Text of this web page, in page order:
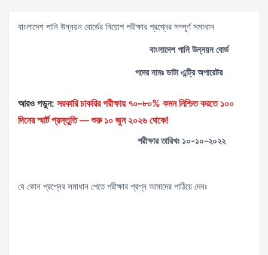
বাংলাদেশ পানি উন্নয়ন বোর্ডের নিয়োগ পরীক্ষার প্রশ্নের সম্পূর্ণ সমাধান
বাংলাদেশ পানি উন্নয়ন বোর্ড
পদের নামঃ ডাটা এন্ট্রি অপারেটর
আরও পড়ুন: সরকারি চাকরির পরীক্ষায় ৭০–৮০% কমন নিশ্চিত করতে ১০০
দিনের স্মার্ট প্রস্তুতি — শুরু ১০ জুন ২০২৬ থেকে!
পরীক্ষার তারিখঃ ১০-১০-২০২২
যে কোন প্রশ্নের সমাধান পেতে পরীক্ষার প্রশ্ন আমাদের পাঠিয়ে দেনঃ